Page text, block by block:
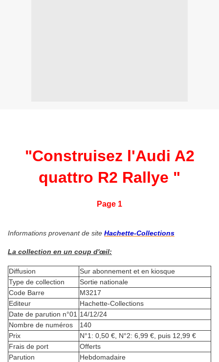
"Construisez l'Audi A2
quattro R2 Rallye "
Page 1
Informations provenant de site Hachette-Collections
La collection en un coup d'œil:
Diffusion
Sur abonnement et en kiosque
Type de collection
Sortie nationale
Code Barre
M3217
Editeur
Hachette-Collections
Date de parution n°01 14/12/24
Nombre de numéros
140
Prix
N°1: 0,50 €, N°2: 6,99 €, puis 12,99 €
Frais de port
Offerts
Parution
Hebdomadaire